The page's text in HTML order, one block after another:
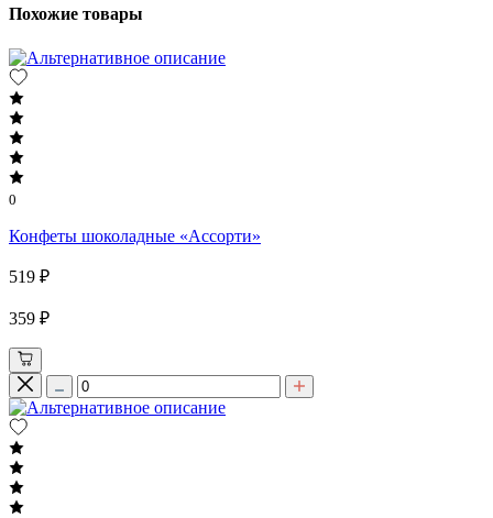
Похожие товары
0
Конфеты шоколадные «Ассорти»
519 ₽
359 ₽